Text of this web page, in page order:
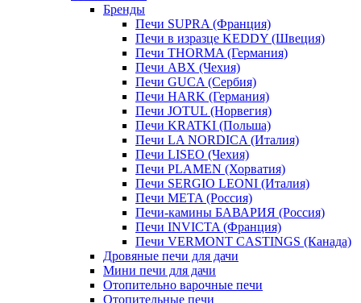
Бренды
Печи SUPRA (Франция)
Печи в изразце KEDDY (Швеция)
Печи THORMA (Германия)
Печи ABX (Чехия)
Печи GUCA (Сербия)
Печи HARK (Германия)
Печи JOTUL (Норвегия)
Печи KRATKI (Польша)
Печи LA NORDICA (Италия)
Печи LISEO (Чехия)
Печи PLAMEN (Хорватия)
Печи SERGIO LEONI (Италия)
Печи META (Россия)
Печи-камины БАВАРИЯ (Россия)
Печи INVICTA (Франция)
Печи VERMONT CASTINGS (Канада)
Дровяные печи для дачи
Мини печи для дачи
Отопительно варочные печи
Отопительные печи